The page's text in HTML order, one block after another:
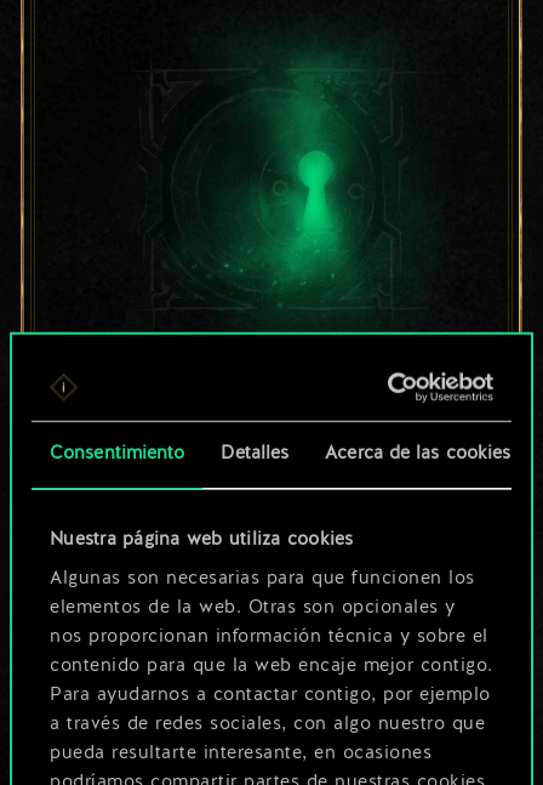
Consentimiento Detalles Acerca de las cookies
Nuestra página web utiliza cookies
Algunas son necesarias para que funcionen los
elementos de la web. Otras son opcionales y
nos proporcionan información técnica y sobre el
contenido para que la web encaje mejor contigo.
Para ayudarnos a contactar contigo, por ejemplo
a través de redes sociales, con algo nuestro que
pueda resultarte interesante, en ocasiones
Por ahora, solo es
un conjunto de
cartas compartido.
¡Pero puede llegar a
ser mucho más!
Poner nombre a esta baraja y crear
una guía